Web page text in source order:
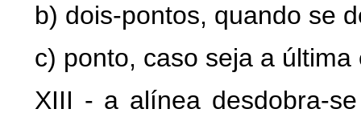
b) dois-pontos, quando se
c) ponto, caso seja a
XIII - a alínea desdobra-